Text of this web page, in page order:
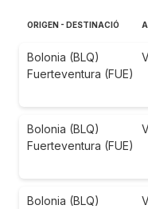
ORIGEN - DESTINACIÓ
Bolonia (BLQ)
Fuerteventura (FUE)
Bolonia (BLQ)
Fuerteventura (FUE)
Bolonia (BLQ)